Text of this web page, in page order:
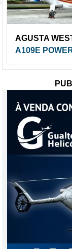
AGUSTA
A109E